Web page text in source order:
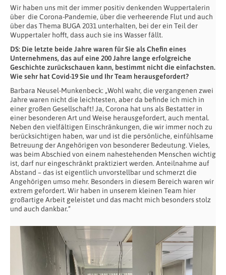
Wir haben uns mit der immer positiv denkenden Wuppertalerin
über die Corona-Pandemie, über die verheerende Flut und auch
über das Thema BUGA 2031 unterhalten, bei der ein Teil der
Wuppertaler hofft, dass auch sie ins Wasser fällt.
DS: Die letzte beide Jahre waren für Sie als Chefin eines
Unternehmens, das auf eine 200 Jahre lange erfolgreiche
Geschichte zurückschauen kann, bestimmt nicht die einfachsten.
Wie sehr hat Covid-19 Sie und Ihr Team herausgefordert?
Barbara Neusel-Munkenbeck: „Wohl wahr, die vergangenen zwei
Jahre waren nicht die leichtesten, aber da befinde ich mich in
einer großen Gesellschaft! Ja, Corona hat uns als Bestatter in
einer besonderen Art und Weise herausgefordert, auch mental.
Neben den vielfältigen Einschränkungen, die wir immer noch zu
berücksichtigen haben, war und ist die persönliche, einfühlsame
Betreuung der Angehörigen von besonderer Bedeutung. Vieles,
was beim Abschied von einem nahestehenden Menschen wichtig
ist, darf nur eingeschränkt praktiziert werden. Anteilnahme auf
Abstand – das ist eigentlich unvorstellbar und schmerzt die
Angehörigen umso mehr. Besonders in diesem Bereich waren wir
extrem gefordert. Wir haben in unserem kleinen Team hier
großartige Arbeit geleistet und das macht mich besonders stolz
und auch dankbar.“